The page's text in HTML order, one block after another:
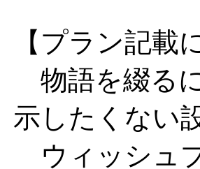
【プラン記載
物語を綴る
示したくない
ウィッシュ